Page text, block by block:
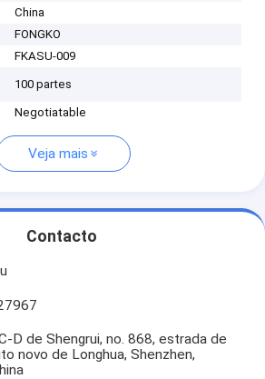
China
FONGKO
FKASU-009
100 partes
Negotiatable
Veja mais
Contacto
D de Shengrui, no. 868, estrada de
novo de Longhua, Shenzhen,